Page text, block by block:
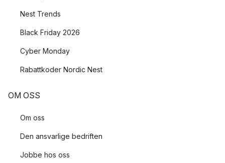
Nest Trends
Black Friday 2026
Cyber Monday
Rabattkoder Nordic Nest
OM OSS
Om oss
Den ansvarlige bedriften
Jobbe hos oss